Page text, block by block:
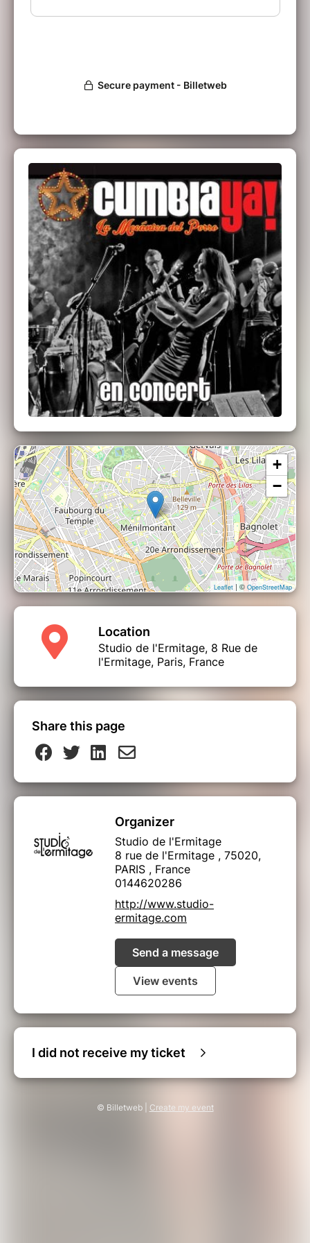
populaire par excellence en Amérique Latine a
orchestre qui manie avec justesse aussi bien
format qui séduit tout autant les jeunes que
générationnel qu'impose cette aventure.
En 20 ans d'existence la musique de Cumbia
Ya! s'est façonnée autour des compositions
des musiciens de l'orchestre, leur audace et
pertinence reçoit les éloges des grands noms
de la cumbia dans le monde. En résidence au
Studio de l'Ermitage depuis plus de 18 ans,
c'est là que leurs compositions ont pris forme
en osmose avec un public toujours plus
nombreux. C'est là que vous pourrez toujours
voir et revoir, vibrer au son et maintes
anecdotes toujours attachantes que la
générosité et le charisme de cet orchestre
nous a toujours offert sur scène.
+
−
Leaflet | © OpenStreetMap
Location
Studio de l'Ermitage, 8 Rue de
l'Ermitage, Paris, France
Share this page
Organizer
Studio de l'Ermitage
8 rue de l'Ermitage , 75020,
PARIS , France
0144620286
http://www.studio-
ermitage.com
Send a message
View events
I did not receive my ticket
© Billetweb | Create my event